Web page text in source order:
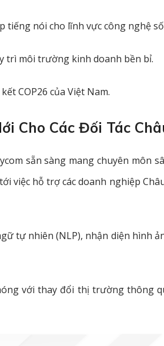
tiếng nói cho lĩnh vực công nghệ
trì môi trường kinh doanh bền bỉ.
COP26 của Việt Nam.
Cho Các Đối Tác
sẵn sàng mang chuyên môn
việc hỗ trợ các doanh nghiệp
tự nhiên (NLP), nhận diện hình
với thay đổi thị trường thông